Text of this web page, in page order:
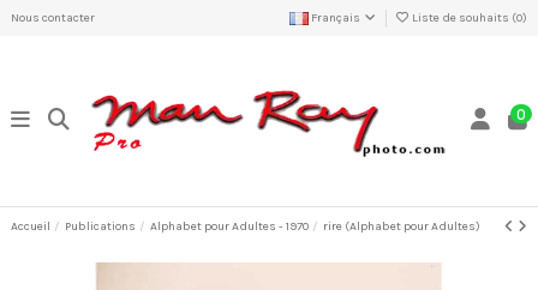
Nous contacter Français Liste de souhaits (0)
0
Accueil Publications Alphabet pour Adultes - 1970 rire (Alphabet pour Adultes)